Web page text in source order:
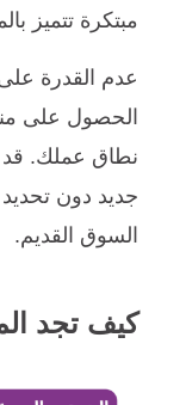
مبتكرة تتميز
عدم القدرة
الحصول على
نطاق عملك.
جديد دون
السوق القديم.
كيف تجد